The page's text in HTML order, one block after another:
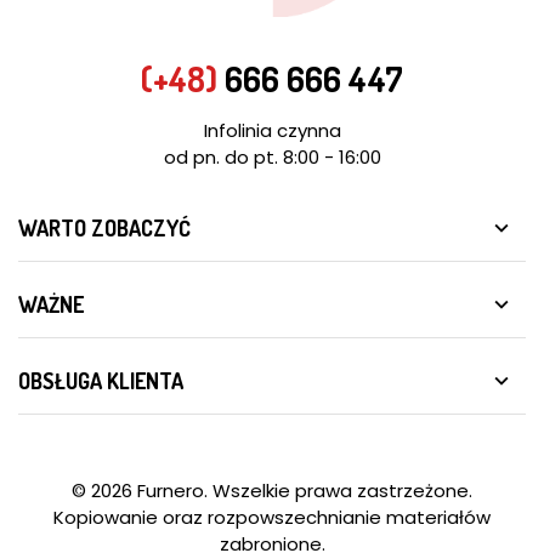
(+48) 666 666 447
Infolinia czynna
od pn. do pt. 8:00 - 16:00
WARTO ZOBACZYĆ 
WAŻNE 
OBSŁUGA KLIENTA 
© 2026 Furnero. Wszelkie prawa zastrzeżone.
Kopiowanie oraz rozpowszechnianie materiałów
zabronione.